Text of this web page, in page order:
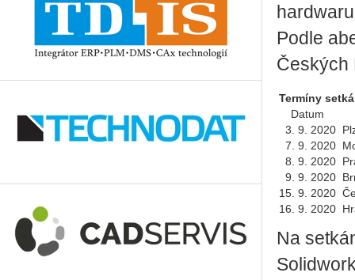
Podle
Čes­kých
Termíny
Datum
3. 9. 2020
7. 9. 2020
8. 9. 2020
9. 9. 2020
15. 9. 2020
16. 9. 2020
Na